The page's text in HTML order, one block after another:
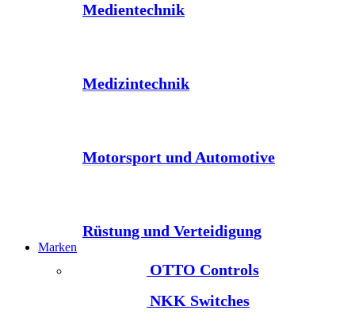
Medientechnik
Medizintechnik
Motorsport und Automotive
Rüstung und Verteidigung
Marken
OTTO Controls
NKK Switches